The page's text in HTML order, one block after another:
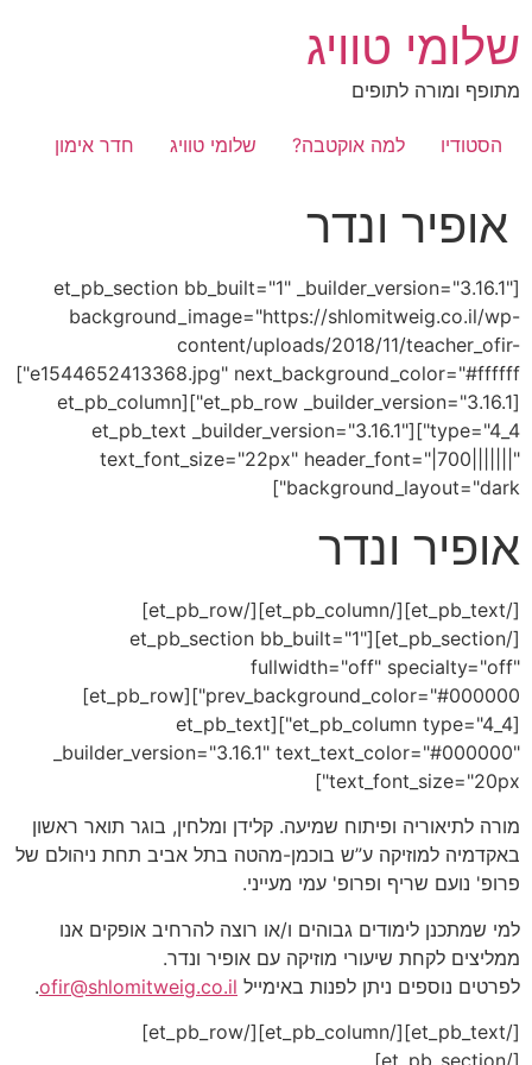
לתוכן
שלומי טוויג
מתופף ומורה לתופים
הסטודיו למה אוקטבה? שלומי טוויג חדר אימון
אופיר ונדר
[et_pb_section bb_built="1" _builder_version="3.16.1"
background_image="https://shlomitweig.co.il/wp-
content/uploads/2018/11/teacher_ofir-
e1544652413368.jpg" next_background_color="#ffffff"]
[et_pb_row _builder_version="3.16.1"][et_pb_column
type="4_4"][et_pb_text _builder_version="3.16.1"
text_font_size="22px" header_font="|700|||||||"
background_layout="dark"]
אופיר ונדר
[/et_pb_text][/et_pb_column][/et_pb_row]
[/et_pb_section][et_pb_section bb_built="1"
fullwidth="off" specialty="off"
prev_background_color="#000000"][et_pb_row]
[et_pb_column type="4_4"][et_pb_text
_builder_version="3.16.1" text_text_color="#000000"
text_font_size="20px"]
מורה לתיאוריה ופיתוח שמיעה. קלידן ומלחין, בוגר תואר ראשון
באקדמיה למוזיקה ע”ש בוכמן-מהטה בתל אביב תחת ניהולם של
פרופ' נועם שריף ופרופ' עמי מעייני.
למי שמתכנן לימודים גבוהים ו/או רוצה להרחיב אופקים אנו
ממליצים לקחת שיעורי מוזיקה עם אופיר ונדר.
לפרטים נוספים ניתן לפנות באימייל ofir@shlomitweig.co.il
.
[/et_pb_text][/et_pb_column][/et_pb_row]
[/et_pb_section]